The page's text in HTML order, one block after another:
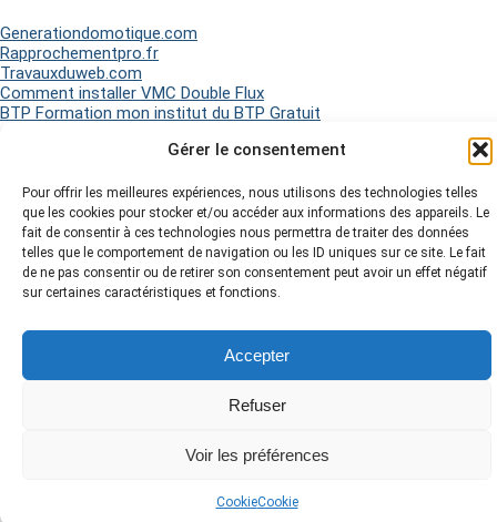
Gérer le consentement
Pour offrir les meilleures expériences, nous utilisons des technologies telles
que les cookies pour stocker et/ou accéder aux informations des appareils. Le
fait de consentir à ces technologies nous permettra de traiter des données
telles que le comportement de navigation ou les ID uniques sur ce site. Le fait
de ne pas consentir ou de retirer son consentement peut avoir un effet négatif
sur certaines caractéristiques et fonctions.
Accepter
Refuser
Voir les préférences
CookieCookie
Generationdomotique.com
Rapprochementpro.fr
Travauxduweb.com
Comment installer VMC Double Flux
BTP Formation mon institut du BTP Gratuit
2026 Matel Electricité - Tous droits réservés -Mentions légales-
Politique de Cookies-Plan du site-